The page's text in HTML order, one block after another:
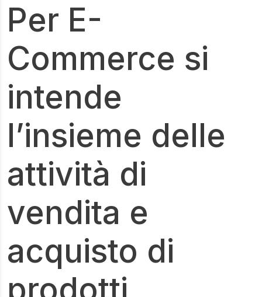
Per E-
Commerce si
intende
l’insieme delle
attività di
vendita e
acquisto di